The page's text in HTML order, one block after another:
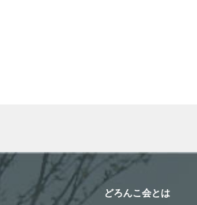
are available use up and
どろんこ会とは